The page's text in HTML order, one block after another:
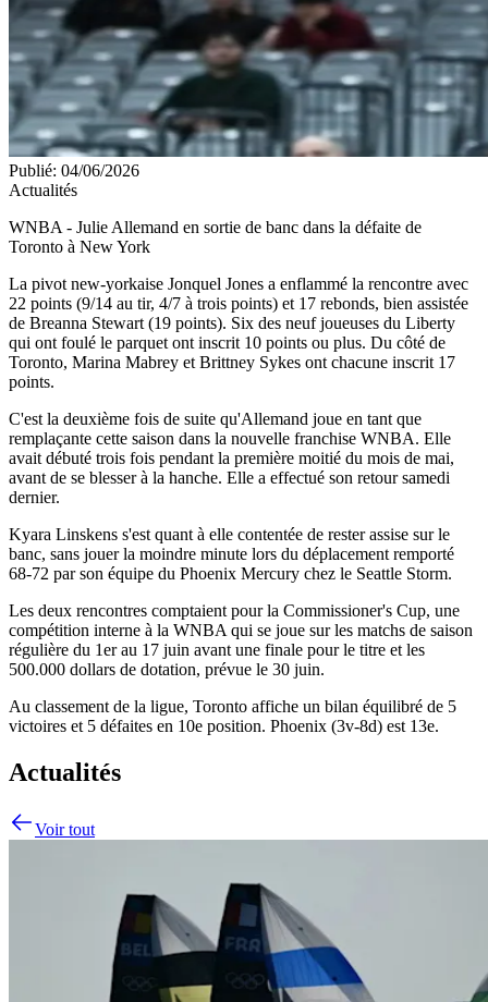
Publié: 04/06/2026
Actualités
WNBA - Julie Allemand en sortie de banc dans la défaite de
Toronto à New York
La pivot new-yorkaise Jonquel Jones a enflammé la rencontre avec
22 points (9/14 au tir, 4/7 à trois points) et 17 rebonds, bien assistée
de Breanna Stewart (19 points). Six des neuf joueuses du Liberty
qui ont foulé le parquet ont inscrit 10 points ou plus. Du côté de
Toronto, Marina Mabrey et Brittney Sykes ont chacune inscrit 17
points.
C'est la deuxième fois de suite qu'Allemand joue en tant que
remplaçante cette saison dans la nouvelle franchise WNBA. Elle
avait débuté trois fois pendant la première moitié du mois de mai,
avant de se blesser à la hanche. Elle a effectué son retour samedi
dernier.
Kyara Linskens s'est quant à elle contentée de rester assise sur le
banc, sans jouer la moindre minute lors du déplacement remporté
68-72 par son équipe du Phoenix Mercury chez le Seattle Storm.
Les deux rencontres comptaient pour la Commissioner's Cup, une
compétition interne à la WNBA qui se joue sur les matchs de saison
régulière du 1er au 17 juin avant une finale pour le titre et les
500.000 dollars de dotation, prévue le 30 juin.
Au classement de la ligue, Toronto affiche un bilan équilibré de 5
victoires et 5 défaites en 10e position. Phoenix (3v-8d) est 13e.
Actualités
Voir tout